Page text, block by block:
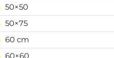
50×50
50×75
60 cm
60×60